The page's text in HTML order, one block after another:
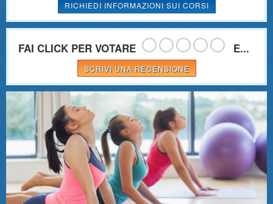
RICHIEDI INFORMAZIONI SUI CORSI
FAI CLICK PER VOTARE E...
SCRIVI UNA RECENSIONE